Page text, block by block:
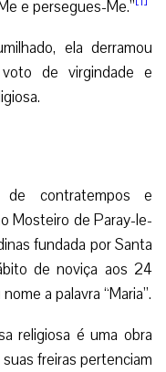
e persegues-Me.”
ela derramou
de virgindade e
contratempos e
Mosteiro de Paray-le-
fundada por Santa
de noviça aos 24
a palavra “Maria”.
religiosa é uma obra
freiras pertenciam